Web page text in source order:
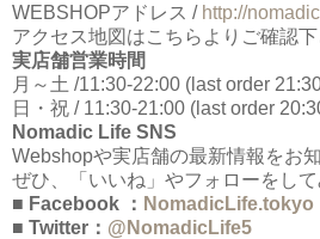
WEBSHOPアドレス / http://
アクセス地図はこちらよりご確認
実店舗営業時間
月～土 /11:30-22:00 (last order
日・祝 / 11:30-21:00 (last order
Nomadic Life SNS
Webshopや実店舗の最新情報をお
ぜひ、「いいね」やフォローをして
■ Facebook ： NomadicLife.tokyo
■ Twitter： @NomadicLife5